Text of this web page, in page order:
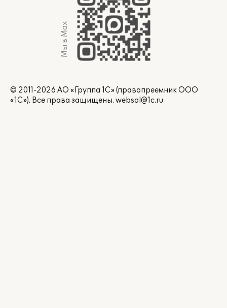
Мы в Max
© 2011-2026 АО «Группа 1С» (правопреемник ООО
«1С»). Все права защищены. websol@1c.ru